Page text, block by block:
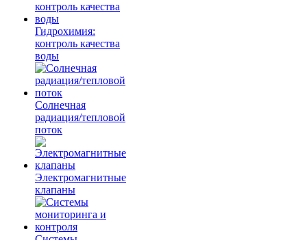
Гидрохимия:
контроль качества
воды
Солнечная
радиация/тепловой
поток
Электромагнитные
клапаны